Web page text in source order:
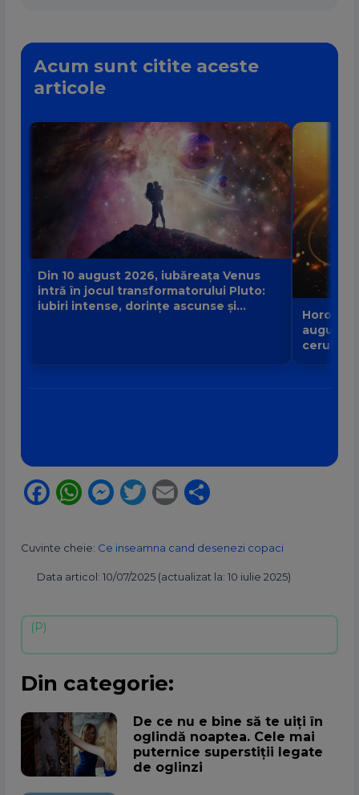
Acum sunt citite aceste
articole
Din 10 august 2026, iubăreața Venus
intră în jocul transformatorului Pluto:
iubiri intense, dorințe ascunse și
august
cerul
Facebook
WhatsApp
Messenger
Twitter
Email
Cuvinte cheie: Ce inseamna cand desenezi copaci
Data articol: 10/07/2025 (actualizat la: 10 iulie 2025)
Din categorie:
De ce nu e bine să te uiți în
oglindă noaptea. Cele mai
puternice superstiții legate
de oglinzi